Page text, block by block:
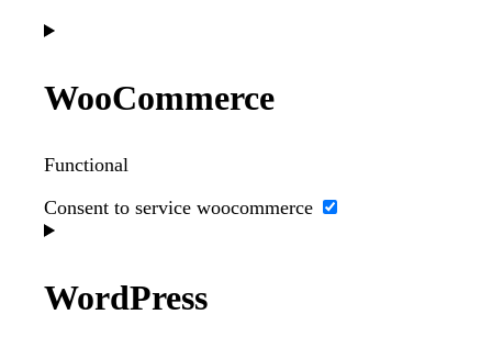
WooCommerce
Functional
Consent to service woocommerce
WordPress